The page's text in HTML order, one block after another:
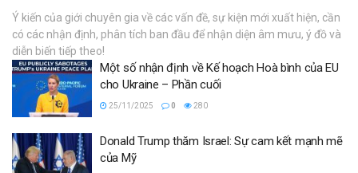
Ý kiến của giới chuyên gia về các vấn đề, sự kiện mới xuất hiện, cần
có các nhận định, phân tích ban đầu để nhận diện âm mưu, ý đồ và
diễn biến tiếp theo!
Một số nhận định về Kế hoạch Hoà bình của EU
cho Ukraine – Phần cuối
25/11/2025 0 280
Donald Trump thăm Israel: Sự cam kết mạnh mẽ
của Mỹ